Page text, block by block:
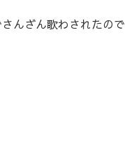
んざん歌わされたので